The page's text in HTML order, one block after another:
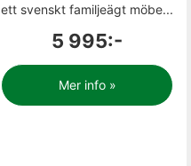
ett svenskt familjeägt möbe...
5 995:-
Mer info »